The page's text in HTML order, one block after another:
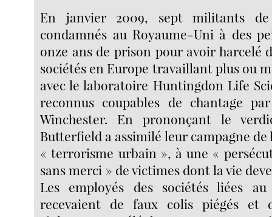
En janvier 2009, sept militants
condamnés au Royaume-Uni à des
onze ans de prison pour avoir harcelé
sociétés en Europe travaillant plus ou
avec le laboratoire Huntingdon Life
reconnus coupables de chantage
Winchester. En prononçant le
Butterfield a assimilé leur campagne
« terrorisme urbain », à une «
sans merci » de victimes dont la vie
Les employés des sociétés liées
recevaient de faux colis piégés et